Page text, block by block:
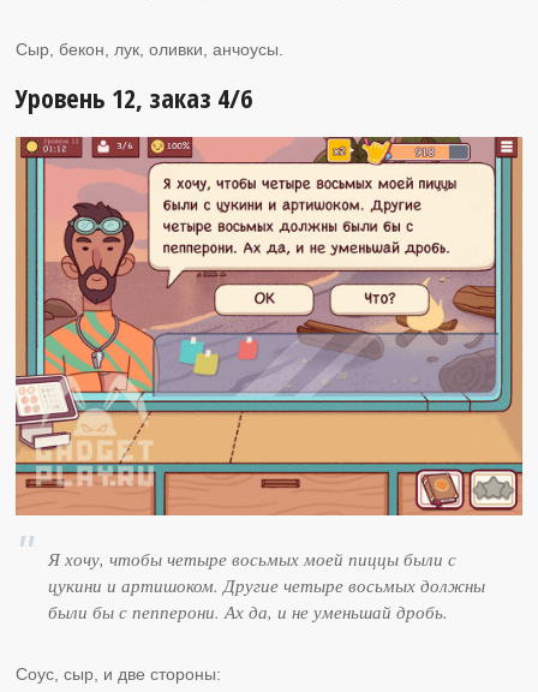
Сыр, бекон, лук, оливки, анчоусы.
Уровень 12, заказ 4/6
Я хочу, чтобы четыре восьмых моей пиццы были с
цукини и артишоком. Другие четыре восьмых должны
были бы с пепперони. Ах да, и не уменьшай дробь.
Соус, сыр, и две стороны: